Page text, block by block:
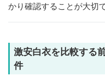
かり確認することが大切で
激安白衣を比較する
件